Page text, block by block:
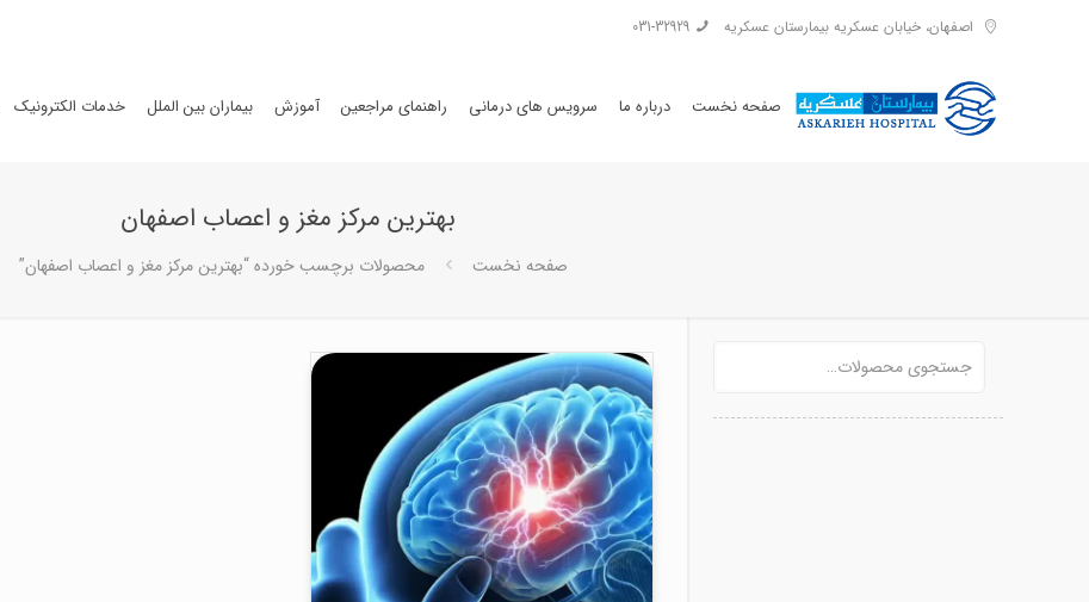
اصفهان، خیابان عسکریه بیمارستان عسکریه 031-32929
صفحه نخست درباره ما سرویس های درمانی راهنمای مراجعین آموزش بیماران بین الملل خدمات الکترونیک
بهترین مرکز مغز و اعصاب اصفهان
صفحه نخست محصولات برچسب خورده “بهترین مرکز مغز و اعصاب اصفهان”